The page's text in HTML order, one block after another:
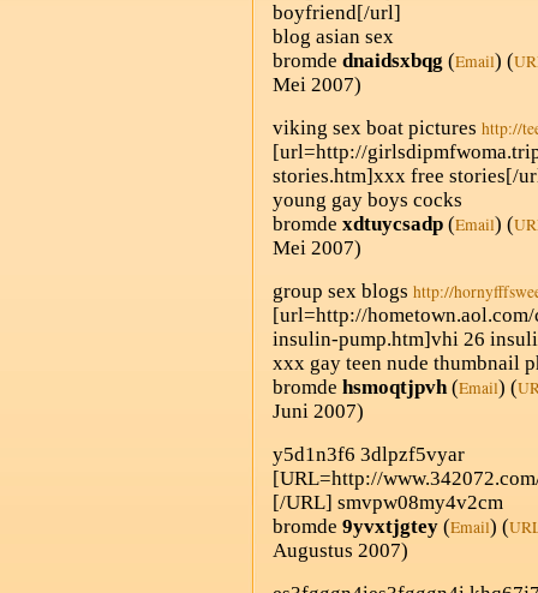
boyfriend[/url]
blog asian sex
bromde dnaidsxbqg (Email) (
Mei 2007)
viking sex boat pictures http://
[url=http://
stories.htm]xxx free stories[/
young gay boys cocks
bromde xdtuycsadp (Email) (
Mei 2007)
group sex blogs http://
[url=http://
insulin-pump.htm]vhi 26
xxx gay teen nude thumbnail
bromde hsmoqtjpvh(Email) (
Juni 2007)
y5d1n3f6 3dlpzf5vyar
[URL=http://
[/URL] smvpw08my4v2cm
bromde 9yvxtjgtey (Email) (
Augustus 2007)